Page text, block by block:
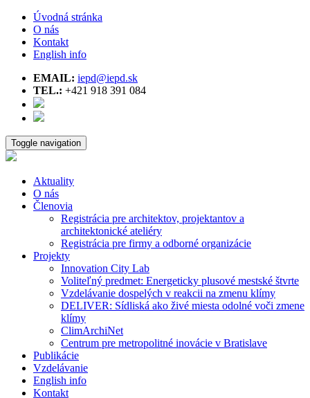
Úvodná stránka
O nás
Kontakt
English info
EMAIL: iepd@iepd.sk
TEL.: +421 918 391 084
Toggle navigation
Aktuality
O nás
Členovia
Registrácia pre architektov, projektantov a
architektonické ateliéry
Registrácia pre firmy a odborné organizácie
Projekty
Innovation City Lab
Voliteľný predmet: Energeticky plusové mestské štvrte
Vzdelávanie dospelých v reakcii na zmenu klímy
DELIVER: Sídliská ako živé miesta odolné voči zmene
klímy
ClimArchiNet
Centrum pre metropolitné inovácie v Bratislave
Publikácie
Vzdelávanie
English info
Kontakt